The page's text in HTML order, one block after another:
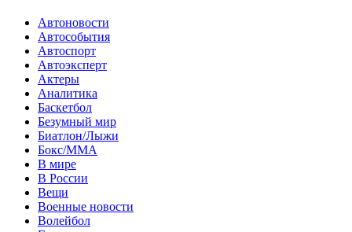
Автоновости
Автособытия
Автоспорт
Автоэксперт
Актеры
Аналитика
Баскетбол
Безумный мир
Биатлон/Лыжи
Бокс/MMA
В мире
В России
Вещи
Военные новости
Волейбол